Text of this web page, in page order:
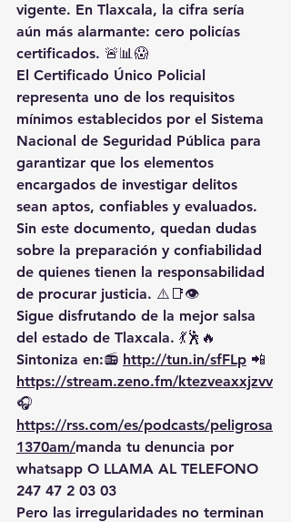
vigente. En Tlaxcala, la cifra sería
aún más alarmante: cero policías
certificados. 🚨📊😱
El Certificado Único Policial
representa uno de los requisitos
mínimos establecidos por el Sistema
Nacional de Seguridad Pública para
garantizar que los elementos
encargados de investigar delitos
sean aptos, confiables y evaluados.
Sin este documento, quedan dudas
sobre la preparación y confiabilidad
de quienes tienen la responsabilidad
de procurar justicia. ⚠️📑👁️
Sigue disfrutando de la mejor salsa
del estado de Tlaxcala. 💃🕺🔥
Sintoniza en:📻 http://tun.in/sfFLp 📲
https://stream.zeno.fm/ktezveaxxjzvv
🎧
https://rss.com/es/podcasts/peligrosa
1370am/manda tu denuncia por
whatsapp O LLAMA AL TELEFONO
247 47 2 03 03
Pero las irregularidades no terminan